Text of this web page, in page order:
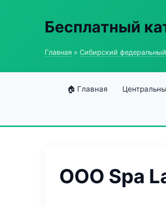
Бесплатный
Главная » Сибирский
🏠 Главная
ООО Spa